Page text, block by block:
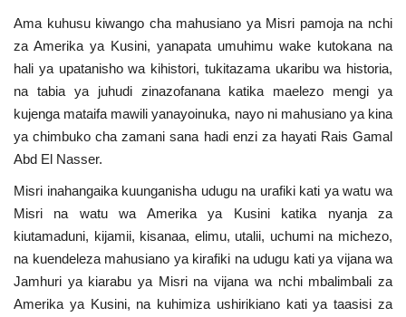
Ama kuhusu kiwango cha mahusiano ya Misri pamoja na nchi
za Amerika ya Kusini, yanapata umuhimu wake kutokana na
hali ya upatanisho wa kihistori, tukitazama ukaribu wa historia,
na tabia ya juhudi zinazofanana katika maelezo mengi ya
kujenga mataifa mawili yanayoinuka, nayo ni mahusiano ya kina
ya chimbuko cha zamani sana hadi enzi za hayati Rais Gamal
Abd El Nasser.
Misri inahangaika kuunganisha udugu na urafiki kati ya watu wa
Misri na watu wa Amerika ya Kusini katika nyanja za
kiutamaduni, kijamii, kisanaa, elimu, utalii, uchumi na michezo,
na kuendeleza mahusiano ya kirafiki na udugu kati ya vijana wa
Jamhuri ya kiarabu ya Misri na vijana wa nchi mbalimbali za
Amerika ya Kusini, na kuhimiza ushirikiano kati ya taasisi za